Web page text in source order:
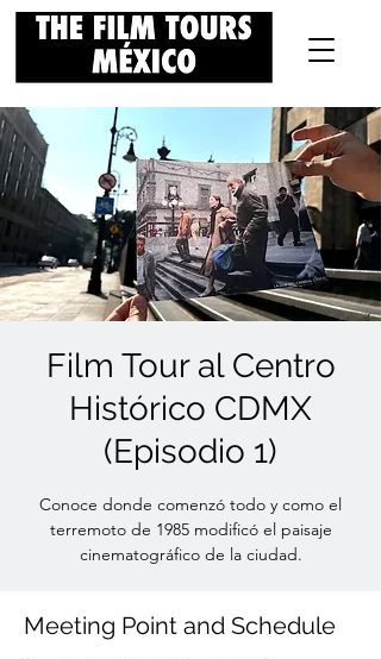
Film Tour al Centro
Histórico CDMX
(Episodio 1)
Conoce donde comenzó todo y como el
terremoto de 1985 modificó el paisaje
cinematográfico de la ciudad.
Meeting Point and Schedule